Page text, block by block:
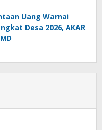
Uang Warnai
Desa 2026, AKAR